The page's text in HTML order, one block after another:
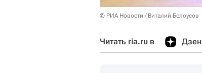
© РИА Новости / Виталий Белоусов
Читать ria.ru в Дзен